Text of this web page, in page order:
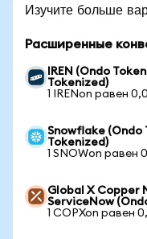
Изучите больше
Расширенные
IREN (Ondo
Tokenized)
1 IRENon равен
Snowflake (Ondo
Tokenized)
1 SNOWon равен
Global X Copper
ServiceNow
1 COPXon равен